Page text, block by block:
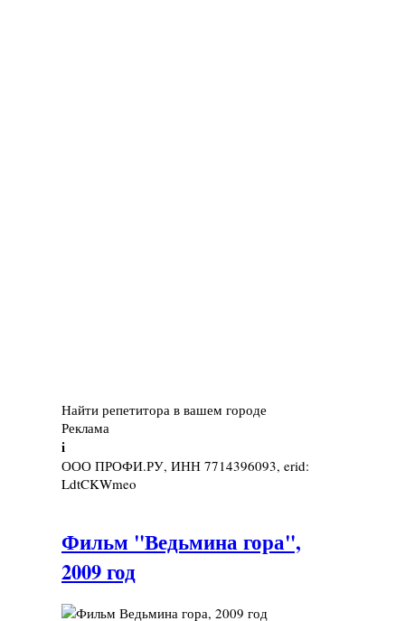
Найти репетитора в вашем городе
Реклама
i
ООО ПРОФИ.РУ, ИНН 7714396093, erid:
LdtCKWmeo
Фильм "Ведьмина гора",
2009 год